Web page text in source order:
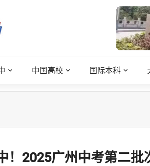
中国高校 国际本科
！2025广州中考第二批